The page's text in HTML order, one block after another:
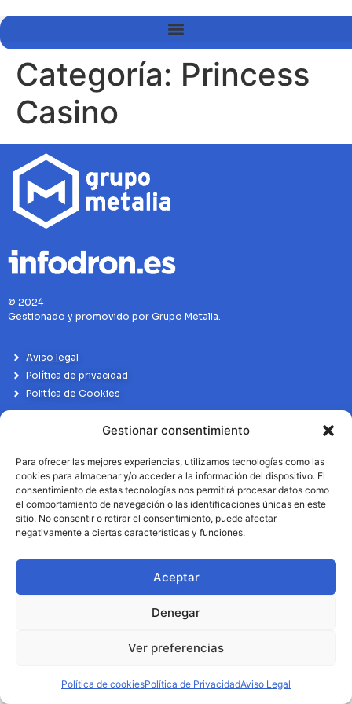
Gestionar consentimiento
Para ofrecer las mejores experiencias, utilizamos tecnologías como las
cookies para almacenar y/o acceder a la información del dispositivo. El
consentimiento de estas tecnologías nos permitirá procesar datos como
el comportamiento de navegación o las identificaciones únicas en este
sitio. No consentir o retirar el consentimiento, puede afectar
negativamente a ciertas características y funciones.
Aceptar
Denegar
Ver preferencias
Política de cookiesPolítica de PrivacidadAviso Legal
Categoría: Princess
Casino
© 2024
Gestionado y promovido por Grupo Metalia.
Aviso legal
Política de privacidad
Politíca de Cookies